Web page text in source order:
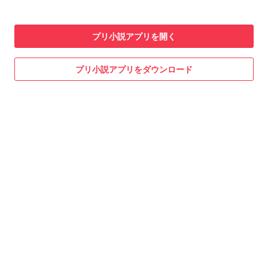
プリ小説アプリを開く
プリ小説アプリをダウンロード